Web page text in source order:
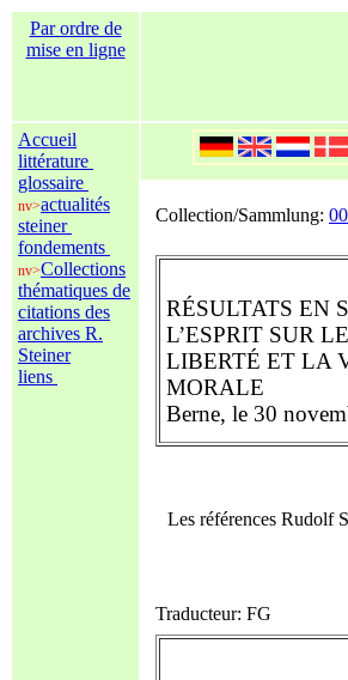
Par ordre de
mise en ligne
Accueil
littérature
glossaire
nv>actualités
steiner
fondements
nv>Collections
thématiques de
citations des
archives R.
Steiner
liens
Collection/Sammlung:
RÉSULTATS EN
L’ESPRIT SUR
LIBERTÉ ET LA
MORALE
Berne, le 30
Les références Rudolf
Traducteur: FG